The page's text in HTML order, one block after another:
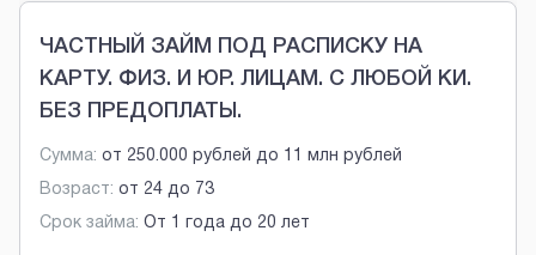
Brobaza - Обычные объявления
ЧАСТНЫЙ ЗАЙМ ПОД РАСПИСКУ НА
КАРТУ. ФИЗ. И ЮР. ЛИЦАМ. С ЛЮБОЙ КИ.
БЕЗ ПРЕДОПЛАТЫ.
Сумма: от 250.000 рублей до 11 млн рублей
Возраст: от 24 до 73
Срок займа: От 1 года до 20 лет